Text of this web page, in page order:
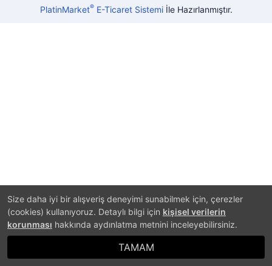
Size daha iyi bir alışveriş deneyimi sunabilmek için, çerezler
(cookies) kullanıyoruz. Detaylı bilgi için kişisel verilerin
korunması hakkında aydınlatma metnini inceleyebilirsiniz.
TAMAM
PlatinMarket®E-Ticaret Sistemiİle Hazırlanmıştır.